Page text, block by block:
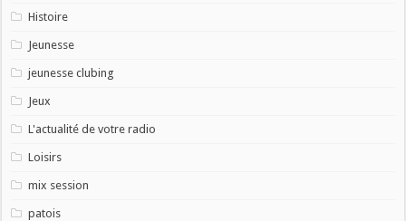
Histoire
Jeunesse
jeunesse clubing
Jeux
L'actualité de votre radio
Loisirs
mix session
patois